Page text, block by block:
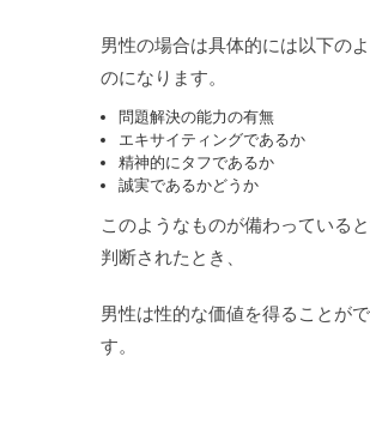
男性の場合は具体的には以下の
のになります。
問題解決の能力の有無
エキサイティングであるか
精神的にタフであるか
誠実であるかどうか
このようなものが備わっている
判断されたとき、
男性は性的な価値を得ることが
す。